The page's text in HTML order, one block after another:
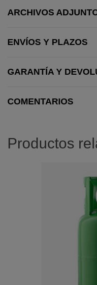
ARCHIVOS
ENVÍOS Y PLAZOS
GARANTÍA Y
COMENTARIOS
Productos